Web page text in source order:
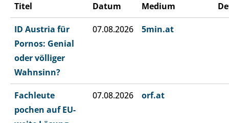
Titel Datum Medium
ID Austria für
Pornos: Genial
oder völliger
Wahnsinn?
07.08.2026 5min.at
Fachleute
pochen auf EU-
07.08.2026 orf.at